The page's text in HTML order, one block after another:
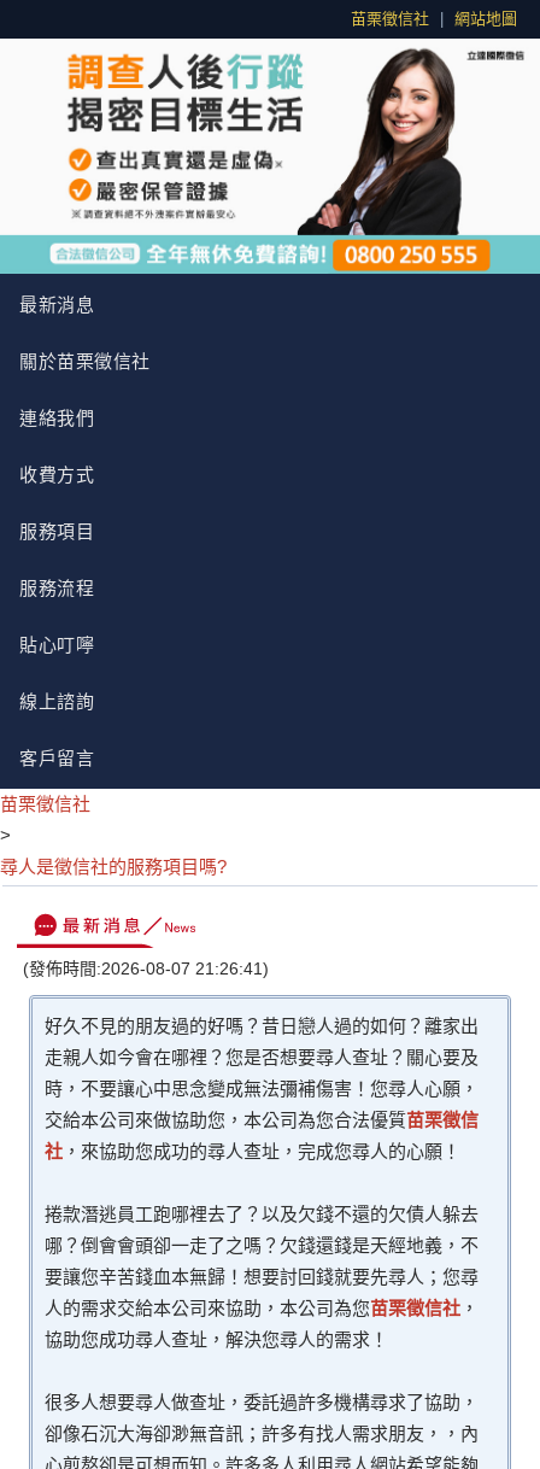
苗栗徵信社 網站地圖
最新消息
關於苗栗徵信社
連絡我們
收費方式
服務項目
服務流程
貼心叮嚀
線上諮詢
客戶留言
苗栗徵信社
>
尋人是徵信社的服務項目嗎?
(發佈時間:2026-08-07 21:26:41)
好久不見的朋友過的好嗎？昔日戀人過的如何？離家出
走親人如今會在哪裡？您是否想要尋人查址？關心要及
時，不要讓心中思念變成無法彌補傷害！您尋人心願，
交給本公司來做協助您，本公司為您合法優質苗栗徵信
社 ，來協助您成功的尋人查址，完成您尋人的心願！
捲款潛逃員工跑哪裡去了？以及欠錢不還的欠債人躲去
哪？倒會會頭卻一走了之嗎？欠錢還錢是天經地義，不
要讓您辛苦錢血本無歸！想要討回錢就要先尋人；您尋
人的需求交給本公司來協助，本公司為您苗栗徵信社 ，
協助您成功尋人查址，解決您尋人的需求！
很多人想要尋人做查址，委託過許多機構尋求了協助，
卻像石沉大海卻渺無音訊；許多有找人需求朋友，，內